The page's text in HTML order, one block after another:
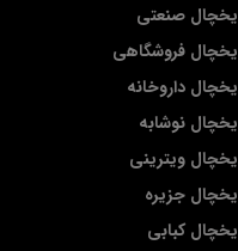
یخچال صنعتی
یخچال فروشگاهی
یخچال داروخانه
یخچال نوشابه
یخچال ویترینی
یخچال جزیره
یخچال کبابی